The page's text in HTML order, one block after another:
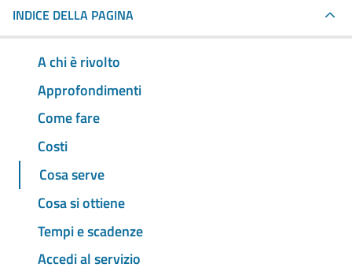
INDICE DELLA PAGINA
A chi è rivolto
Approfondimenti
Come fare
Costi
Cosa serve
Cosa si ottiene
Tempi e scadenze
Accedi al servizio